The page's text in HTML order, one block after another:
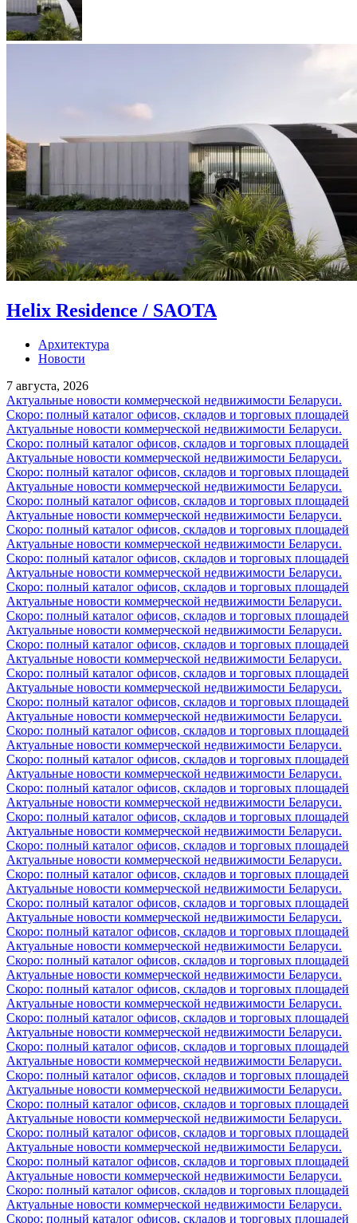
Helix Residence / SAOTA
Архитектура
Новости
7 августа, 2026
Актуальные новости коммерческой недвижимости Беларуси.
Скоро: полный каталог офисов, складов и торговых площадей
Актуальные новости коммерческой недвижимости Беларуси.
Скоро: полный каталог офисов, складов и торговых площадей
Актуальные новости коммерческой недвижимости Беларуси.
Скоро: полный каталог офисов, складов и торговых площадей
Актуальные новости коммерческой недвижимости Беларуси.
Скоро: полный каталог офисов, складов и торговых площадей
Актуальные новости коммерческой недвижимости Беларуси.
Скоро: полный каталог офисов, складов и торговых площадей
Актуальные новости коммерческой недвижимости Беларуси.
Скоро: полный каталог офисов, складов и торговых площадей
Актуальные новости коммерческой недвижимости Беларуси.
Скоро: полный каталог офисов, складов и торговых площадей
Актуальные новости коммерческой недвижимости Беларуси.
Скоро: полный каталог офисов, складов и торговых площадей
Актуальные новости коммерческой недвижимости Беларуси.
Скоро: полный каталог офисов, складов и торговых площадей
Актуальные новости коммерческой недвижимости Беларуси.
Скоро: полный каталог офисов, складов и торговых площадей
Актуальные новости коммерческой недвижимости Беларуси.
Скоро: полный каталог офисов, складов и торговых площадей
Актуальные новости коммерческой недвижимости Беларуси.
Скоро: полный каталог офисов, складов и торговых площадей
Актуальные новости коммерческой недвижимости Беларуси.
Скоро: полный каталог офисов, складов и торговых площадей
Актуальные новости коммерческой недвижимости Беларуси.
Скоро: полный каталог офисов, складов и торговых площадей
Актуальные новости коммерческой недвижимости Беларуси.
Скоро: полный каталог офисов, складов и торговых площадей
Актуальные новости коммерческой недвижимости Беларуси.
Скоро: полный каталог офисов, складов и торговых площадей
Актуальные новости коммерческой недвижимости Беларуси.
Скоро: полный каталог офисов, складов и торговых площадей
Актуальные новости коммерческой недвижимости Беларуси.
Скоро: полный каталог офисов, складов и торговых площадей
Актуальные новости коммерческой недвижимости Беларуси.
Скоро: полный каталог офисов, складов и торговых площадей
Актуальные новости коммерческой недвижимости Беларуси.
Скоро: полный каталог офисов, складов и торговых площадей
Актуальные новости коммерческой недвижимости Беларуси.
Скоро: полный каталог офисов, складов и торговых площадей
Актуальные новости коммерческой недвижимости Беларуси.
Скоро: полный каталог офисов, складов и торговых площадей
Актуальные новости коммерческой недвижимости Беларуси.
Скоро: полный каталог офисов, складов и торговых площадей
Актуальные новости коммерческой недвижимости Беларуси.
Скоро: полный каталог офисов, складов и торговых площадей
Актуальные новости коммерческой недвижимости Беларуси.
Скоро: полный каталог офисов, складов и торговых площадей
Актуальные новости коммерческой недвижимости Беларуси.
Скоро: полный каталог офисов, складов и торговых площадей
Актуальные новости коммерческой недвижимости Беларуси.
Скоро: полный каталог офисов, складов и торговых площадей
Актуальные новости коммерческой недвижимости Беларуси.
Скоро: полный каталог офисов, складов и торговых площадей
Актуальные новости коммерческой недвижимости Беларуси.
Скоро: полный каталог офисов, складов и торговых площадей